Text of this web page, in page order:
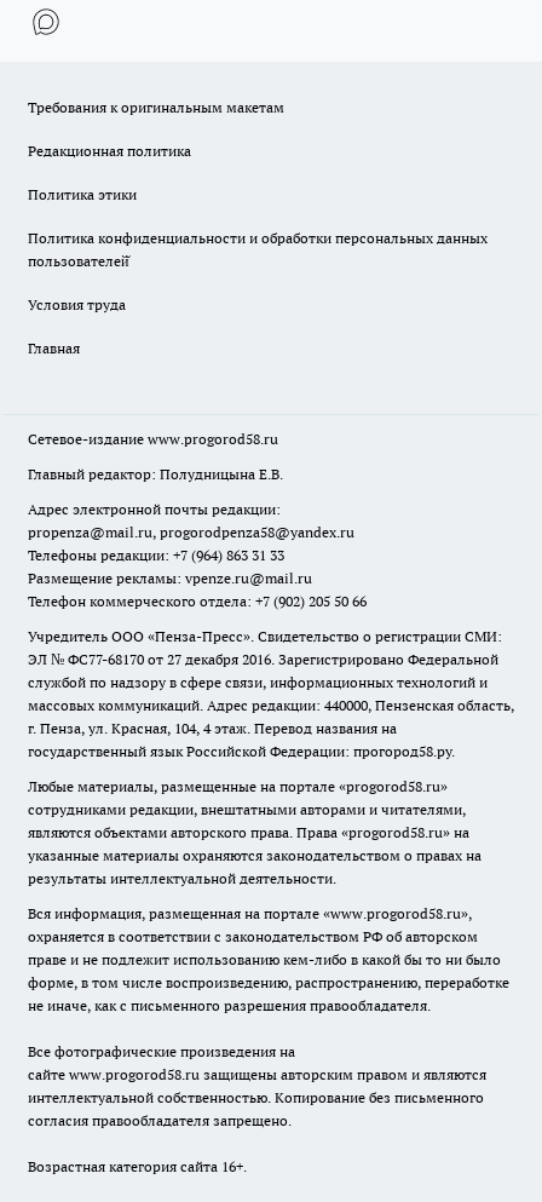
Требования к оригинальным макетам
Редакционная политика
Политика этики
Политика конфиденциальности и обработки персональных данных
пользователей̆
Условия труда
Главная
Сетевое-издание www.progorod58.ru
Главный редактор: Полудницына Е.В.
Адрес электронной почты редакции:
propenza@mail.ru, progorodpenza58@yandex.ru
Телефоны редакции: +7 (964) 863 31 33
Размещение рекламы: vpenze.ru@mail.ru
Телефон коммерческого отдела: +7 (902) 205 50 66
Учредитель ООО «Пенза-Пресс». Свидетельство о регистрации СМИ:
ЭЛ № ФС77-68170 от 27 декабря 2016. Зарегистрировано Федеральной
службой по надзору в сфере связи, информационных технологий и
массовых коммуникаций. Адрес редакции: 440000, Пензенская область,
г. Пенза, ул. Красная, 104, 4 этаж. Перевод названия на
государственный язык Российской Федерации: прогород58.ру.
Любые материалы, размещенные на портале «progorod58.ru»
сотрудниками редакции, внештатными авторами и читателями,
являются объектами авторского права. Права «progorod58.ru» на
указанные материалы охраняются законодательством о правах на
результаты интеллектуальной деятельности.
Вся информация, размещенная на портале «www.progorod58.ru»,
охраняется в соответствии с законодательством РФ об авторском
праве и не подлежит использованию кем-либо в какой бы то ни было
форме, в том числе воспроизведению, распространению, переработке
не иначе, как с письменного разрешения правообладателя.
Все фотографические произведения на
сайте www.progorod58.ru защищены авторским правом и являются
интеллектуальной собственностью. Копирование без письменного
согласия правообладателя запрещено.
Возрастная категория сайта 16+.